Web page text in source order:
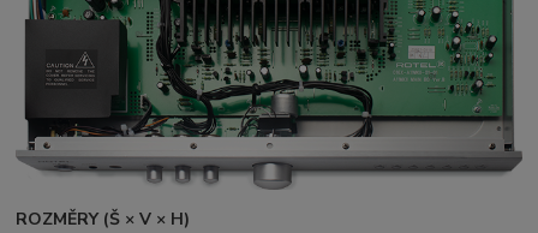
ROZMĚRY (Š × V × H)